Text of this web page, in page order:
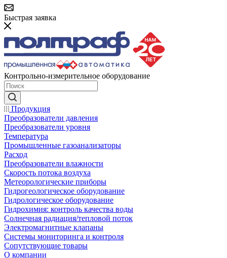
Быстрая заявка
Контрольно-измерительное оборудование
Продукция
Преобразователи давления
Преобразователи уровня
Температура
Промышленные газоанализаторы
Расход
Преобразователи влажности
Скорость потока воздуха
Метеорологические приборы
Гидрогеологическое оборудование
Гидрологическое оборудование
Гидрохимия: контроль качества воды
Солнечная радиация/тепловой поток
Электромагнитные клапаны
Системы мониторинга и контроля
Сопутствующие товары
О компании